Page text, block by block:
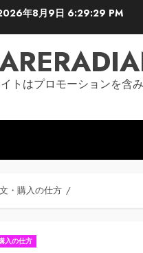
年8月9日 6:29:29 PM
トはプロモーションを含
・購入の仕方
入の仕方